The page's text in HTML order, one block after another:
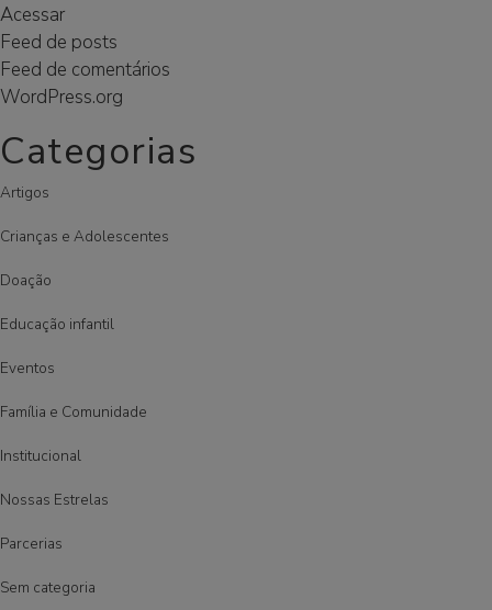
Acessar
Feed de posts
Feed de comentários
WordPress.org
Categorias
Artigos
Crianças e Adolescentes
Doação
Educação infantil
Eventos
Família e Comunidade
Institucional
Nossas Estrelas
Parcerias
Sem categoria